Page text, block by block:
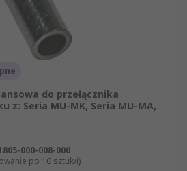
do przełącznika
z: Seria MU-MK, Seria MU-MA,
000-008-000
po 10 sztuk/i)